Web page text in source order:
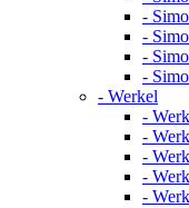
-
-
-
-
- Werkel
-
-
-
-
-